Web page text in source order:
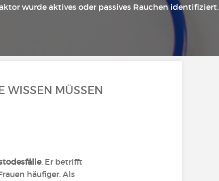
wurde aktives oder passives Rauchen identifiziert.
WISSEN MÜSSEN
. Er betrifft
häufiger. Als